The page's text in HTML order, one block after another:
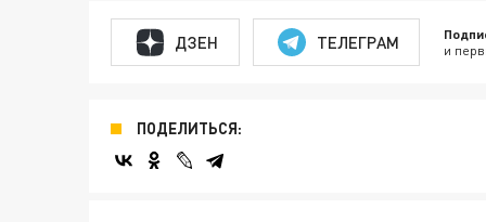
ДЗЕН ТЕЛЕГРАМ и
ПОДЕЛИТЬСЯ: